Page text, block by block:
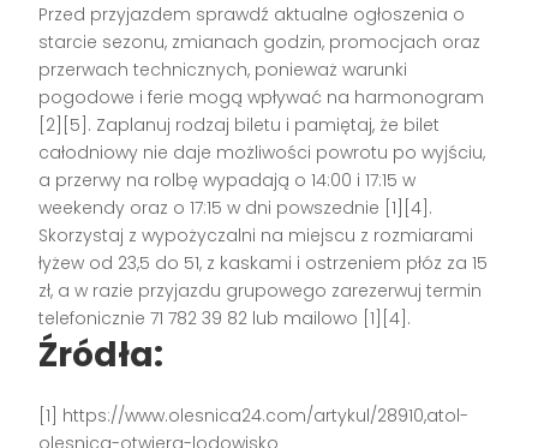
Przed przyjazdem sprawdź aktualne ogłoszenia o
starcie sezonu, zmianach godzin, promocjach oraz
przerwach technicznych, ponieważ warunki
pogodowe i ferie mogą wpływać na harmonogram
[2][5]. Zaplanuj rodzaj biletu i pamiętaj, że bilet
całodniowy nie daje możliwości powrotu po wyjściu,
a przerwy na rolbę wypadają o 14:00 i 17:15 w
weekendy oraz o 17:15 w dni powszednie [1][4].
Skorzystaj z wypożyczalni na miejscu z rozmiarami
łyżew od 23,5 do 51, z kaskami i ostrzeniem płóz za 15
zł, a w razie przyjazdu grupowego zarezerwuj termin
telefonicznie 71 782 39 82 lub mailowo [1][4].
Źródła:
[1] https://www.olesnica24.com/artykul/28910,atol-
olesnica-otwiera-lodowisko